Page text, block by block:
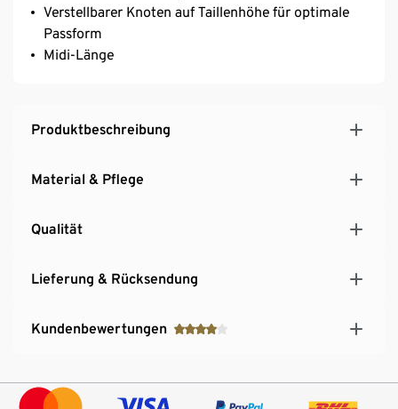
Verstellbarer Knoten auf Taillenhöhe für optimale
Passform
Midi-Länge
Produktbeschreibung
Material & Pflege
Qualität
Lieferung & Rücksendung
Kundenbewertungen